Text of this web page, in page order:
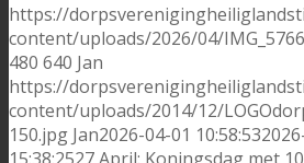
https://
content/uploads/2026/04/
480 640 Jan
https://
content/uploads/2014/12/
150.jpg Jan2026-04-01 10:58:53